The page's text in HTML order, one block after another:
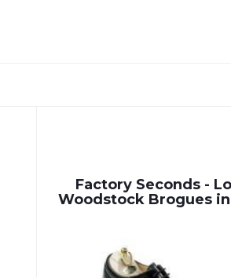
Factory Seconds -
Woodstock Brogues